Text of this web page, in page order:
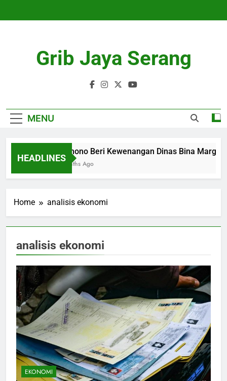
Grib Jaya Serang
MENU
HEADLINES
Pramono Beri Kewenangan Dinas Bina Marga
4 Months Ago
Home analisis ekonomi
analisis ekonomi
EKONOMI